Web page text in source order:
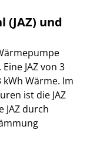
(JAZ) und
JAZ von 3
Wärme. Im
ist die JAZ
JAZ durch